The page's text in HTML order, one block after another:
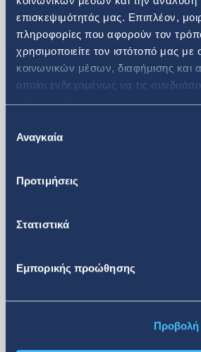
επισκεψιμότητάς μας. Επιπλέον,
πληροφορίες που αφορούν τον
χρησιμοποιείτε τον ιστότοπό μας με
κοινωνικών μέσων, διαφήμισης και
οποίοι ενδεχομένως να τις
πληροφορίες που τους έχετε
των υπηρεσιών τους.
συγκατάθεσης
Αναγκαία
Προτιμήσεις
Στατιστικά
Εμπορικής προώθησης
Προβολή
08. 07. 2026
Ανακοίνωση αγοράς
μετοχών